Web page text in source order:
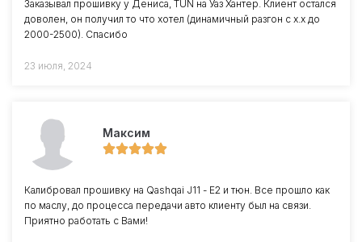
Заказывал прошивку у Дениса, TUN на Уаз Хантер. Клиент остался
доволен, он получил то что хотел (динамичный разгон с х.х до
2000-2500). Спасибо
23 июля, 2024
Максим
Калибровал прошивку на Qashqai J11 - Е2 и тюн. Все прошло как
по маслу, до процесса передачи авто клиенту был на связи.
Приятно работать с Вами!